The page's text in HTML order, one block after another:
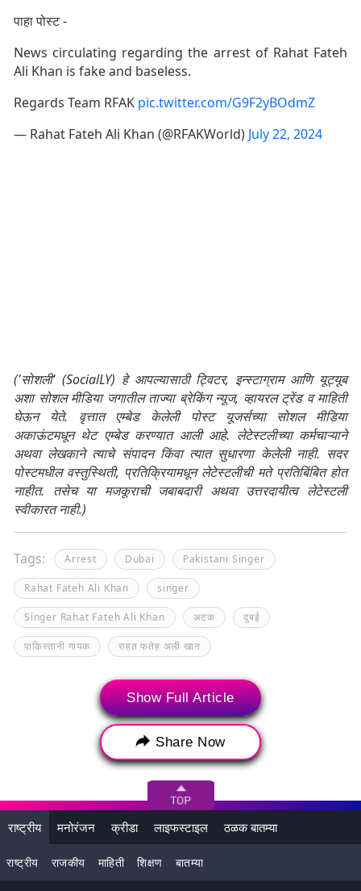
पाहा पोस्ट -
News circulating regarding the arrest of Rahat Fateh
Ali Khan is fake and baseless.
Regards Team RFAK pic.twitter.com/G9F2yBOdmZ
— Rahat Fateh Ali Khan (@RFAKWorld) July 22, 2024
('सोशली' (SocialLY) हे आपल्यासाठी ट्विटर, इन्स्टाग्राम आणि यूट्यूब
अशा सोशल मीडिया जगातील ताज्या ब्रेकिंग न्यूज, व्हायरल ट्रेंड व माहिती
घेऊन येते. वृत्तात एम्बेड केलेली पोस्ट यूजर्सच्या सोशल मीडिया
अकाऊंटमधून थेट एम्बेड करण्यात आली आहे. लेटेस्टलीच्या कर्मचाऱ्याने
अथवा लेखकाने त्याचे संपादन किंवा त्यात सुधारणा केलेली नाही. सदर
पोस्टमधील वस्तुस्थिती, प्रतिक्रियामधून लेटेस्टलीची मते प्रतिबिंबित होत
नाहीत. तसेच या मजकूराची जबाबदारी अथवा उत्तरदायीत्व लेटेस्टली
स्वीकारत नाही.)
Tags: Arrest Dubai Pakistani Singer
Rahat Fateh Ali Khan singer
Singer Rahat Fateh Ali Khan अटक दुबई
पाकिस्तानी गायक राहत फतेह अली खान
Show Full Article
Share Now
राष्ट्रीय मनोरंजन क्रीडा लाइफस्टाइल ठळक बातम्या
राष्ट्रीय राजकीय माहिती शिक्षण बातम्या